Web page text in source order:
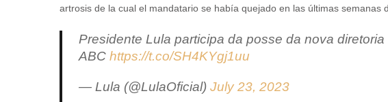
artrosis de la cual el mandatario se había quejado en las últimas semanas
Presidente Lula participa da posse da nova
ABC https://t.co/SH4KYgj1uu
— Lula (@LulaOficial) July 23, 2023